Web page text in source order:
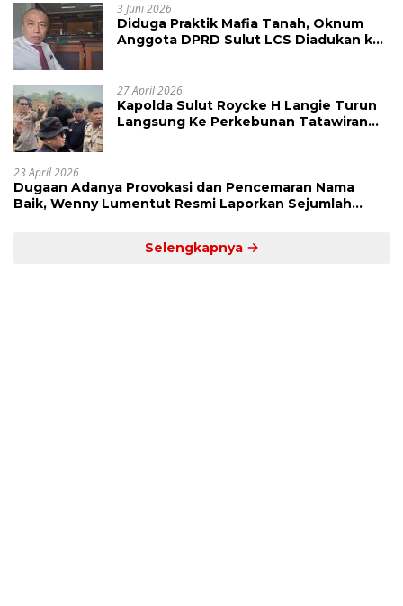
3 Juni 2026
Diduga Praktik Mafia Tanah, Oknum
Anggota DPRD Sulut LCS Diadukan ke
27 April 2026
Kapolda Sulut Roycke H Langie Turun
Langsung Ke Perkebunan Tatawiran
23 April 2026
Dugaan Adanya Provokasi dan Pencemaran Nama
Baik, Wenny Lumentut Resmi Laporkan Sejumlah
Selengkapnya